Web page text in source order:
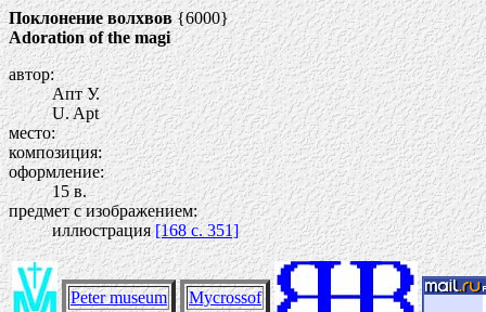
Поклонение волхвов{6000}
Adoration of the magi
автор:
Апт У.
U. Apt
место:
композиция:
оформление:
15 в.
предмет с изображением:
иллюстрация[168 c. 351]
Peter museum Mycrossof